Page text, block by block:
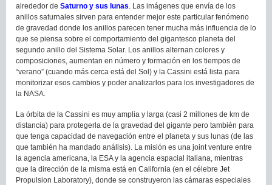
alrededor de Saturno y sus lunas . Las imágenes que envía de los
anillos saturnales sirven para entender mejor este particular fenómeno
de gravedad donde los anillos parecen tener mucha más influencia de lo
que se piensa sobre el comportamiento del gigantesco planeta del
segundo anillo del Sistema Solar. Los anillos alternan colores y
composiciones, aumentan en número y formación en los tiempos de
“verano” (cuando más cerca está del Sol) y la Cassini está lista para
monitorizar esos cambios y poder analizarlos para los investigadores de
la NASA.
La órbita de la Cassini es muy amplia y larga (casi 2 millones de km de
distancia) para protegerla de la gravedad del gigante pero también para
que tenga capacidad de navegación entre el planeta y sus lunas (de las
que también ha mandado análisis). La misión es una joint venture entre
la agencia americana, la ESA y la agencia espacial italiana, mientras
que la dirección de la misma está en California (en el célebre Jet
Propulsion Laboratory), donde se construyeron las cámaras especiales